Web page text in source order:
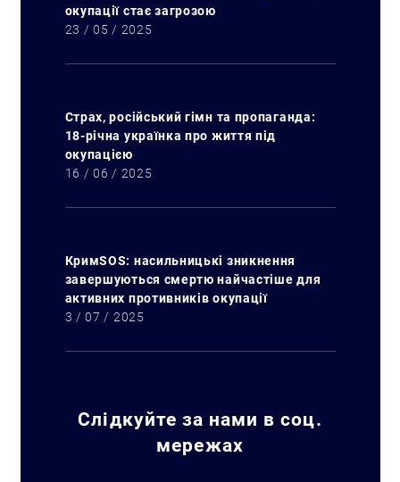
окупації стає загрозою
23 / 05 / 2025
Страх, російський гімн та пропаганда:
18-річна українка про життя під
окупацією
16 / 06 / 2025
КримSOS: насильницькі зникнення
завершуються смертю найчастіше для
активних противників окупації
3 / 07 / 2025
Слідкуйте за нами в соц.
мережах